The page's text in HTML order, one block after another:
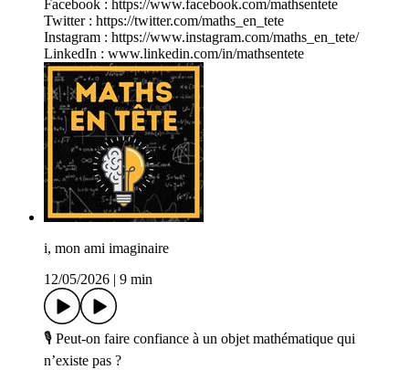
Facebook : https://www.facebook.com/mathsentete
Twitter : https://twitter.com/maths_en_tete
Instagram : https://www.instagram.com/maths_en_tete/
LinkedIn : www.linkedin.com/in/mathsentete
i, mon ami imaginaire
12/05/2026
9 min
🎙️ Peut-on faire confiance à un objet mathématique qui
n’existe pas ?